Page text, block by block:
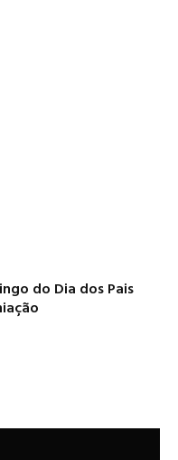
do Dia dos Pais